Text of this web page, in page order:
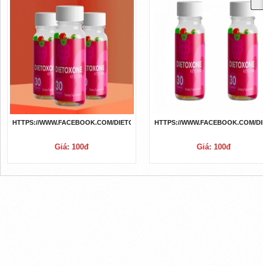
HTTPS://WWW.FACEBOOK.COM/DIETOXONEGUMMIESDRAGONSDEN/
Giá: 100đ
HTTPS://WWW.FACEBOOK.COM/
Giá: 100đ